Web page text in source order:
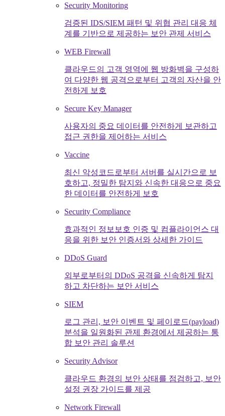
Security Monitoring
검증된 IDS/SIEM 패턴 및 위협 관리 대응 체
계를 기반으로 제공하는 보안 관제 서비스
WEB Firewall
클라우드의 고객 영역에 웹 방화벽을 구성하
여 다양한 웹 공격으로부터 고객의 자산을 안
전하게 보호
Secure Key Manager
사용자의 중요 데이터를 안전하게 보관하고
접근 권한을 제어하는 서비스
Vaccine
최신 악성코드로부터 서버를 실시간으로 보
호하고, 정밀한 탐지와 신속한 대응으로 중요
한 데이터를 안전하게 보호
Security Compliance
효과적인 정보보호 인증 및 컴플라이언스 대
응을 위한 보안 인증서와 상세한 가이드
DDoS Guard
외부로부터의 DDoS 공격을 신속하게 탐지
하고 차단하는 보안 서비스
SIEM
로그 관리, 보안 이벤트 및 페이로드(payload)
분석을 일원화된 관제 환경에서 제공하는 통
합 보안 관리 솔루션
Security Advisor
클라우드 환경의 보안 상태를 점검하고, 보안
설정 권장 가이드를 제공
Network Firewall